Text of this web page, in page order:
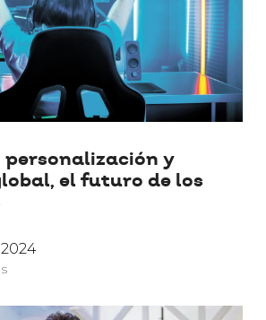
personalización y
el futuro de los